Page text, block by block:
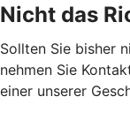
Nicht das
Sollten Sie bisher
nehmen Sie
einer unserer